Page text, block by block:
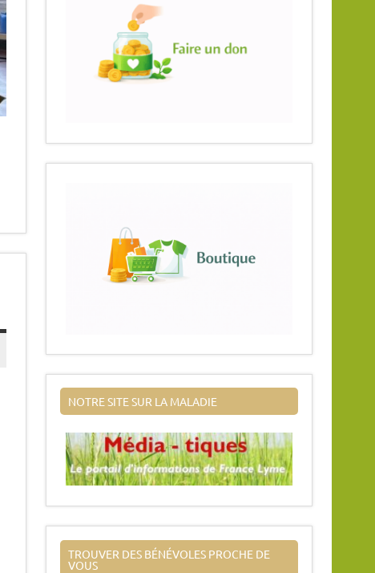
NOTRE SITE SUR LA MALADIE
TROUVER DES BÉNÉVOLES PROCHE DE
VOUS